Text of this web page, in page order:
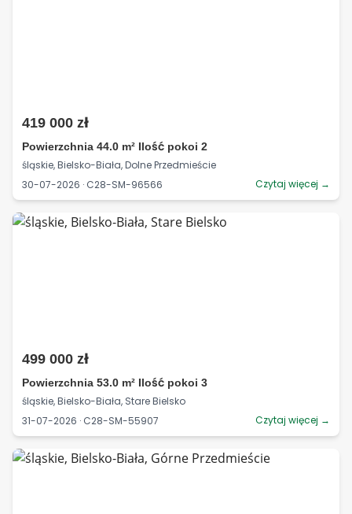
419 000 zł
Powierzchnia 44.0 m² Ilość pokoi 2
śląskie, Bielsko-Biała, Dolne Przedmieście
30-07-2026 · C28-SM-96566
Czytaj więcej →
499 000 zł
Powierzchnia 53.0 m² Ilość pokoi 3
śląskie, Bielsko-Biała, Stare Bielsko
31-07-2026 · C28-SM-55907
Czytaj więcej →